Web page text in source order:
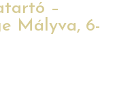
–
Mályva, 6-